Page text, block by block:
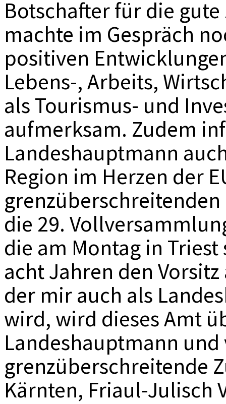
Botschafter für die
machte im Gespräch
positiven
Lebens-, Arbeits,
als Tourismus- und
aufmerksam. Zudem
Landeshauptmann
Region im Herzen der
die 29.
die am Montag in
acht Jahren den
der mir auch als
wird, wird dieses Amt
Landeshauptmann
grenzüberschreitende
Kärnten, Friaul-Julisch